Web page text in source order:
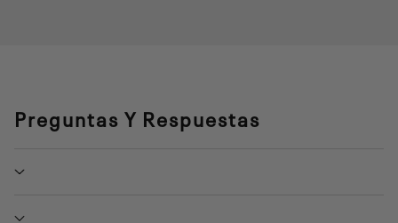
Preguntas Y Respuestas